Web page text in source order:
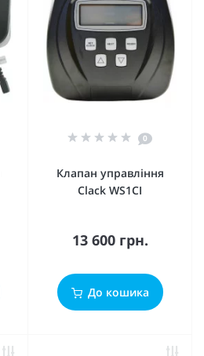
0
Клапан управління
Clack WS1CI
13 600 грн.
До кошика